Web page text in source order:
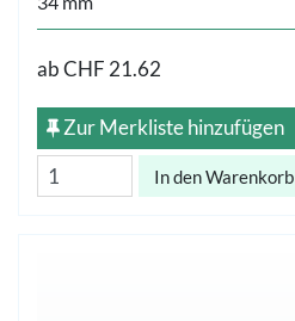
abCHF 21.62
Zur Merkliste hinzufügen
In den Warenkorb